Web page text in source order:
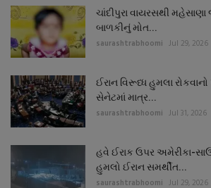
ચાંદીપુરા વાયરસથી મહેસાણા
બાળકીનું મોત...
saurashtrabhoomi Jul 29, 2026
ઈરાન વિરૂધ્ધ હુમલા
સેનેટમાં માત્ર...
saurashtrabhoomi Jul 31, 2026
હવે ઈરાક ઉપર અમેરીકા-
હુમલો ઈરાન સમર્થીત...
saurashtrabhoomi Jul 29, 2026